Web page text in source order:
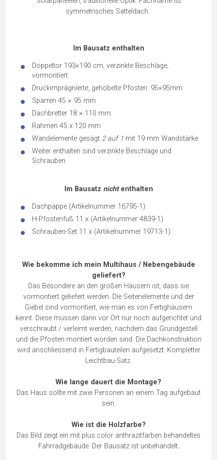
symmetrisches Satteldach.
Im Bausatz enthalten
Doppeltor 193×190 cm, verzinkte Beschläge,
vormontiert
Druckimprägnierte, gehobelte Pfosten: 95×95mm
Sparren 45 × 95 mm
Dachbretter 18 × 110 mm
Rahmen 45 x 120 mm
Wandelemente gesägt 2 auf 1 mit 19 mm Wandstärke
Weiter enthalten sind verzinkte Beschläge und
Schrauben
Im Bausatz nichtenthalten
Dachpappe (Artikelnummer 16795-1)
H-Pfostenfuß 11 x (Artikelnummer 4839-1)
Schrauben-Set 11 x (Artikelnummer 19713-1)
Wie bekomme ich mein Multihaus / Nebengebäude
geliefert?
Das Besondere an den großen Häusern ist, dass sie
vormontiert geliefert werden. Die Seitenelemente und der
Giebel sind vormontiert, wie man es von Fertighäusern
kennt. Diese müssen dann vor Ort nur noch aufgerichtet und
verschraubt / verleimt werden, nachdem das Grundgestell
und die Pfosten montiert worden sind. Die Dachkonstruktion
wird anschliessend in Fertigbauteilen aufgesetzt. Kompletter
Leichtbau-Satz.
Wie lange dauert die Montage?
Das Haus sollte mit zwei Personen an einem Tag aufgebaut
sein.
Wie ist die Holzfarbe?
Das Bild zeigt ein mit plus color anthrazitfarben behandeltes
Fahrradgebäude. Der Bausatz ist unbehandelt.